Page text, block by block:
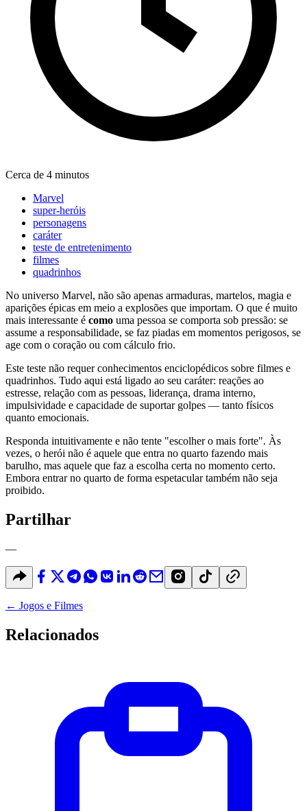
Cerca de 4 minutos
Marvel
super-heróis
personagens
caráter
teste de entretenimento
filmes
quadrinhos
No universo Marvel, não são apenas armaduras, martelos, magia e
aparições épicas em meio a explosões que importam. O que é muito
mais interessante é como uma pessoa se comporta sob pressão: se
assume a responsabilidade, se faz piadas em momentos perigosos, se
age com o coração ou com cálculo frio.
Este teste não requer conhecimentos enciclopédicos sobre filmes e
quadrinhos. Tudo aqui está ligado ao seu caráter: reações ao
estresse, relação com as pessoas, liderança, drama interno,
impulsividade e capacidade de suportar golpes — tanto físicos
quanto emocionais.
Responda intuitivamente e não tente "escolher o mais forte". Às
vezes, o herói não é aquele que entra no quarto fazendo mais
barulho, mas aquele que faz a escolha certa no momento certo.
Embora entrar no quarto de forma espetacular também não seja
proibido.
Partilhar
—
← Jogos e Filmes
Relacionados